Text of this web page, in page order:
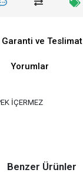
Garanti ve Teslimat
Yorumlar
İÇERMEZ
Benzer Ürünler